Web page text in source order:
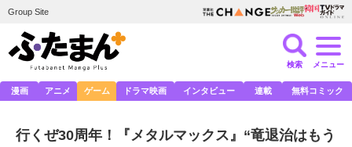
Group Site
検索 メニュー
漫画 アニメ ゲーム ドラマ映画 インタビュー 連載 無料コミック
行くぜ30周年！『メタルマックス』“竜退治はもう